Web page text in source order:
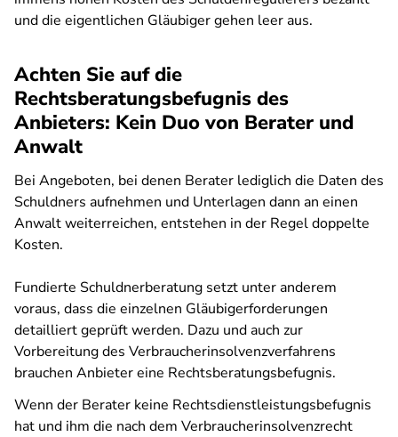
und die eigentlichen Gläubiger gehen leer aus.
Achten Sie auf die
Rechtsberatungsbefugnis des
Anbieters: Kein Duo von Berater und
Anwalt
Bei Angeboten, bei denen Berater lediglich die Daten des
Schuldners aufnehmen und Unterlagen dann an einen
Anwalt weiterreichen, entstehen in der Regel doppelte
Kosten.
Fundierte Schuldnerberatung setzt unter anderem
voraus, dass die einzelnen Gläubigerforderungen
detailliert geprüft werden. Dazu und auch zur
Vorbereitung des Verbraucherinsolvenzverfahrens
brauchen Anbieter eine Rechtsberatungsbefugnis.
Wenn der Berater keine Rechtsdienstleistungsbefugnis
hat und ihm die nach dem Verbraucherinsolvenzrecht